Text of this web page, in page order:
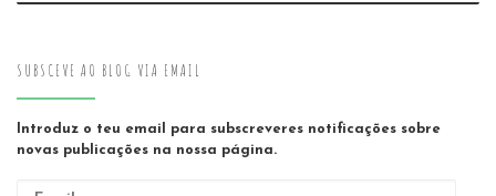
SUBSCEVE AO BLOG VIA EMAIL
Introduz o teu email para subscreveres notificações sobre
novas publicações na nossa página.